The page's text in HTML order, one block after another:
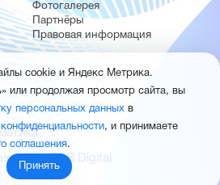
Фотогалерея
Партнёры
Правовая информация
сайта BTB Digital
cookie и Яндекс Метрика.
или продолжая просмотр сайта, вы
персональных данных в
, и принимаете
соглашения.
Принять